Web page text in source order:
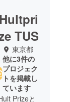
Hultpri
TUS
東京都
他に3件の
プロジェク
トを掲載し
ています
Prizeと